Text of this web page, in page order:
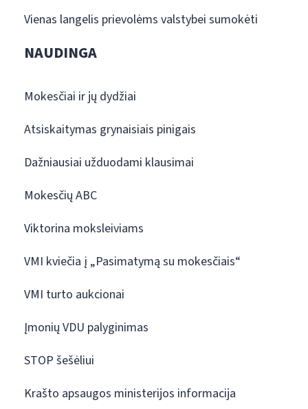
Vienas langelis prievolėms valstybei sumokėti
NAUDINGA
Mokesčiai ir jų dydžiai
Atsiskaitymas grynaisiais pinigais
Dažniausiai užduodami klausimai
Mokesčių ABC
Viktorina moksleiviams
VMI kviečia į „Pasimatymą su mokesčiais“
VMI turto aukcionai
Įmonių VDU palyginimas
STOP šešėliui
Krašto apsaugos ministerijos informacija